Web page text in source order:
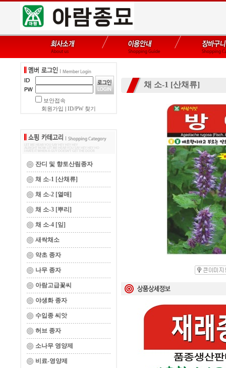
보안접속
회원가입
ID/PW 찾기
잔디 및 향토산림종자
채 소-1 [산채류]
채 소-2 [열매]
채 소-3 [뿌리]
채 소-4 [잎]
새싹채소
약초 종자
나무 종자
아람고급꽃씨
야생화 종자
수입종 씨앗
허브 종자
소나무 영양제
비료-영양제
채 소-1 [산채류]